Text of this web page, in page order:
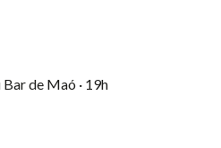
de Maó · 19h